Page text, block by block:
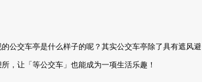
公交车亭是什么样子的呢？其实公交车亭除了具有遮风避
，让「等公交车」也能成为一项生活乐趣！